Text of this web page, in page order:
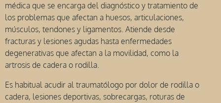
médica que se encarga del diagnóstico y tratamiento de
los problemas que afectan a huesos, articulaciones,
músculos, tendones y ligamentos. Atiende desde
fracturas y lesiones agudas hasta enfermedades
degenerativas que afectan a la movilidad, como la
artrosis de cadera o rodilla.
Es habitual acudir al traumatólogo por dolor de rodilla o
cadera, lesiones deportivas, sobrecargas, roturas de